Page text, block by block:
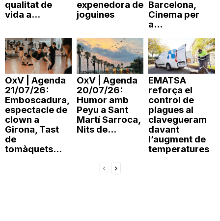
n
a
qualitat de
vida a...
expenedora de
joguines
Barcelona,
Cinema per
a...
OxV | Agenda
21/07/26:
Emboscadura,
espectacle de
clown a
Girona, Tast
de
tomàquets...
OxV | Agenda
20/07/26:
Humor amb
Peyu a Sant
Martí Sarroca,
Nits de...
EMATSA
reforça el
control de
plagues al
clavegueram
davant
l’augment de
temperatures